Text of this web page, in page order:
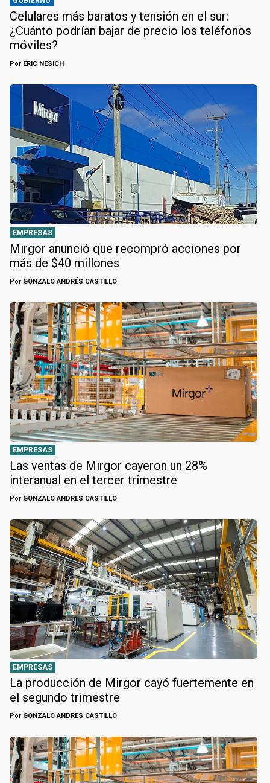
Celulares más baratos y tensión en el sur:
¿Cuánto podrían bajar de precio los teléfonos
móviles?
Por ERIC NESICH
EMPRESAS
Mirgor anunció que recompró acciones por
más de $40 millones
Por GONZALO ANDRÉS CASTILLO
EMPRESAS
Las ventas de Mirgor cayeron un 28%
interanual en el tercer trimestre
Por GONZALO ANDRÉS CASTILLO
EMPRESAS
La producción de Mirgor cayó fuertemente en
el segundo trimestre
Por GONZALO ANDRÉS CASTILLO